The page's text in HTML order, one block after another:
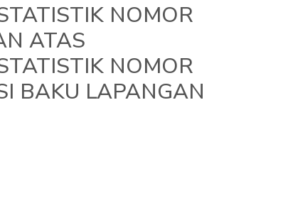
NOMOR
ATAS
NOMOR
BAKU LAPANGAN